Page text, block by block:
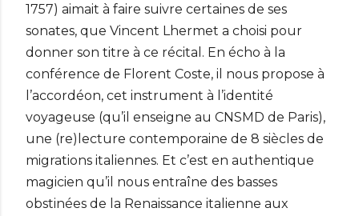
1757) aimait à faire suivre certaines de ses
sonates, que Vincent Lhermet a choisi pour
donner son titre à ce récital. En écho à la
conférence de Florent Coste, il nous propose à
l’accordéon, cet instrument à l’identité
voyageuse (qu’il enseigne au CNSMD de Paris),
une (re)lecture contemporaine de 8 siècles de
migrations italiennes. Et c’est en authentique
magicien qu’il nous entraîne des basses
obstinées de la Renaissance italienne aux